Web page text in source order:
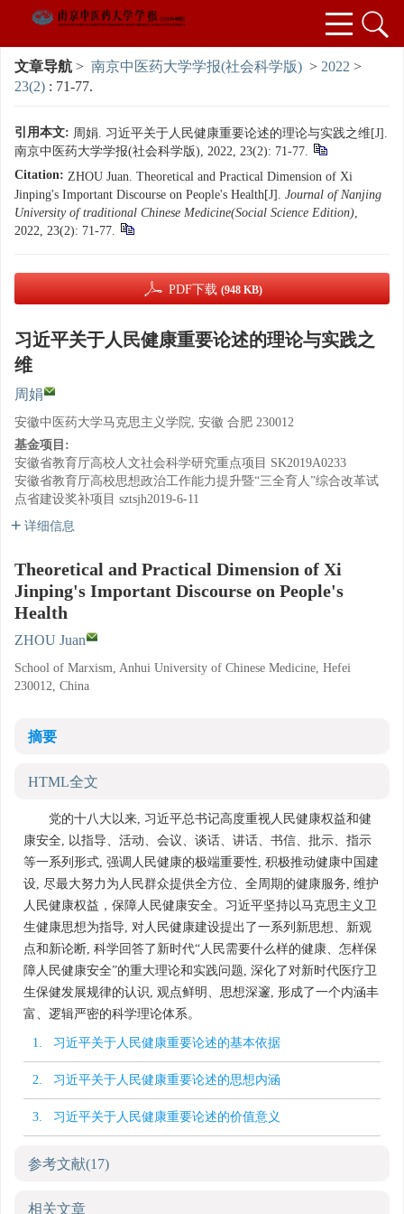
文章导航 > 南京中医药大学学报(社会科学版) > 2022 >
23(2) : 71-77.
引用本文: 周娟. 习近平关于人民健康重要论述的理论与实践之维[J].
南京中医药大学学报(社会科学版), 2022, 23(2): 71-77.
Citation: ZHOU Juan. Theoretical and Practical Dimension of Xi
Jinping's Important Discourse on People's Health[J]. Journal of Nanjing
University of traditional Chinese Medicine(Social Science Edition),
2022, 23(2): 71-77.
PDF下载 (948 KB)
习近平关于人民健康重要论述的理论与实践之
维
周娟
安徽中医药大学马克思主义学院, 安徽 合肥 230012
基金项目:
安徽省教育厅高校人文社会科学研究重点项目 SK2019A0233
安徽省教育厅高校思想政治工作能力提升暨“三全育人”综合改革试
点省建设奖补项目 sztsjh2019-6-11
详细信息
Theoretical and Practical Dimension of Xi
Jinping's Important Discourse on People's
Health
ZHOU Juan
School of Marxism, Anhui University of Chinese Medicine, Hefei
230012, China
摘要
HTML全文
党的十八大以来, 习近平总书记高度重视人民健康权益和健
康安全, 以指导、活动、会议、谈话、讲话、书信、批示、指示
等一系列形式, 强调人民健康的极端重要性, 积极推动健康中国建
设, 尽最大努力为人民群众提供全方位、全周期的健康服务, 维护
人民健康权益，保障人民健康安全。习近平坚持以马克思主义卫
生健康思想为指导, 对人民健康建设提出了一系列新思想、新观
点和新论断, 科学回答了新时代“人民需要什么样的健康、怎样保
障人民健康安全”的重大理论和实践问题, 深化了对新时代医疗卫
生保健发展规律的认识, 观点鲜明、思想深邃, 形成了一个内涵丰
富、逻辑严密的科学理论体系。
1. 习近平关于人民健康重要论述的基本依据
2. 习近平关于人民健康重要论述的思想内涵
3. 习近平关于人民健康重要论述的价值意义
参考文献(17)
相关文章